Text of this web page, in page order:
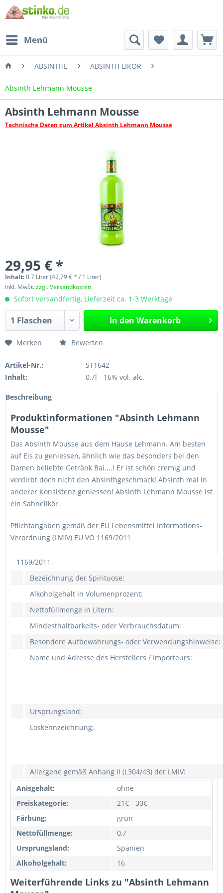
Menü
ABSINTHE ABSINTH LIKÖR
Absinth Lehmann Mousse
Absinth Lehmann Mousse
Technische Daten zum Artikel Absinth Lehmann Mousse
29,95 € *
Inhalt:0.7 Liter (42,79 € * / 1 Liter)
inkl. MwSt.zzgl. Versandkosten
Sofort versandfertig, Lieferzeit ca. 1-3 Werktage
In den Warenkorb
Merken Bewerten
Artikel-Nr.:
ST1642
Inhalt:
0,7l - 16% vol. alc.
Beschreibung
Produktinformationen "Absinth Lehmann
Mousse"
Das Absinth Mousse aus dem Hause Lehmann. Am besten
auf Eis zu geniessen, ähnlich wie das besonders bei den
Damen beliebte Getränk Bai....! Er ist schön cremig und
verdirbt doch nicht den Absinthgeschmack! Absinth mal in
anderer Konsistenz geniessen! Absinth Lehmann Mousse ist
ein Sahnelikör.
Pflichtangaben gemäß der EU Lebensmittel Informations-
Verordnung (LMIV) EU VO 1169/2011
1169/2011
Bezeichnung der Spirituose:
Alkoholgehalt in Volumenprozent:
Nettofüllmenge in Litern:
Mindesthaltbarkeits- oder Verbrauchsdatum:
Besondere Aufbewahrungs- oder Verwendungshinweise:
Name und Adresse des Herstellers / Importeurs:
Ursprungsland:
Loskennzeichnung:
Allergene gemäß Anhang II (L304/43) der LMIV:
Anisgehalt:
ohne
Preiskategorie:
21€ - 30€
Färbung:
grün
Nettofüllmenge:
0,7
Ursprungsland:
Spanien
Alkoholgehalt:
16
Weiterführende Links zu "Absinth Lehmann